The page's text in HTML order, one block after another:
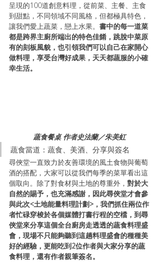
呈現的100道創意料理，從前菜、主餐、主食
到甜點，不同領域不同風格，但都極具特色，
讓我們愛上蔬菜，戀上水果。 書中的每一道菜
都是跨界主廚所端出的特色佳餚，跳脫中菜原
有的刻板風貌，也引領我們可以自己在家開心
做料理，享受台灣好成果，天天都蔬服的小確
幸生活。
蔬食餐桌 作者史法蘭／朱美虹
蔬食當道：蔬食、美酒、分享與簽名
尋俠堂一直致力於友善環境的風土食物與葡萄
酒的搭配，大家可以從我們每季的菜單看出這
個取向。除了對食材與土地的尊重外， 對於大
自然的賜予，也充滿感謝，因此尋俠堂才會參
與此次<土地能量料理計劃>，我們抓住兩位作
者忙碌穿梭於各個媒體打書行程的空檔，到尋
俠堂來分享這個全台廚房走透透的蔬食料理盛
會，現場不只能夠聽到這趟料理盛會的種種美
好的經驗，更能吃到2位作者與大家分享的蔬
食料理，還有作者親筆簽名。